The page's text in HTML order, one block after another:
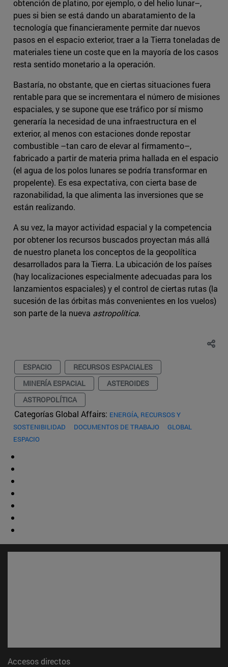
obtención de platino, por ejemplo, o del helio lunar–,
pues si bien se está dando un abaratamiento de la
tecnología que financieramente permite dar nuevos
pasos en el espacio exterior, traer a la Tierra toneladas de
materiales tiene un coste que en la mayoría de los casos
resta sentido monetario a la operación.
Bastaría, no obstante, que en ciertas situaciones fuera
rentable para que se incrementara el número de misiones
espaciales, y se supone que ese tráfico por sí mismo
generaría la necesidad de una infraestructura en el
exterior, al menos con estaciones donde repostar
combustible –tan caro de elevar al firmamento–,
fabricado a partir de materia prima hallada en el espacio
(el agua de los polos lunares se podría transformar en
propelente). Es esa expectativa, con cierta base de
razonabilidad, la que alimenta las inversiones que se
están realizando.
A su vez, la mayor actividad espacial y la competencia
por obtener los recursos buscados proyectan más allá
de nuestro planeta los conceptos de la geopolítica
desarrollados para la Tierra. La ubicación de los países
(hay localizaciones especialmente adecuadas para los
lanzamientos espaciales) y el control de ciertas rutas (la
sucesión de las órbitas más convenientes en los vuelos)
son parte de la nueva astropolítica.
ESPACIO
RECURSOS ESPACIALES
MINERÍA ESPACIAL
ASTEROIDES
ASTROPOLÍTICA
Categorías Global Affairs: ENERGÍA, RECURSOS Y
SOSTENIBILIDAD
DOCUMENTOS DE TRABAJO
GLOBAL
ESPACIO
Accesos directos